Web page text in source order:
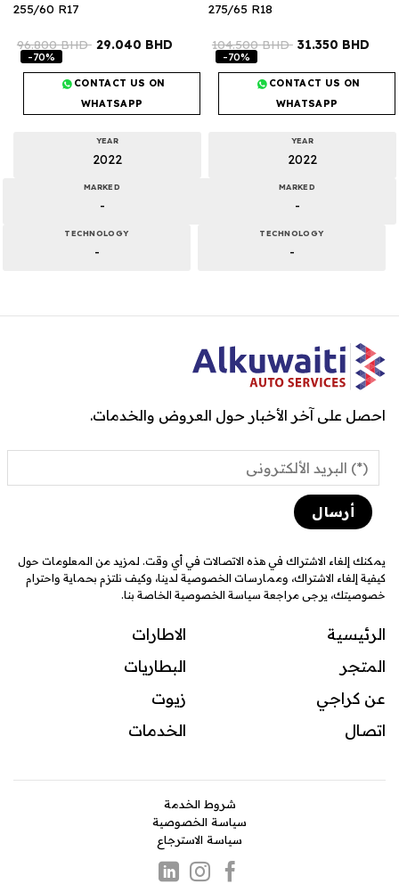
275/65 R18
104.500BHD 31.350 BHD
-70%
CONTACT US ON
WHATSAPP
YEAR
2022
MARKED
-
TECHNOLOGY
-
255/60 R17
96.800BHD 29.040 BHD
-70%
CONTACT US ON
WHATSAPP
YEAR
2022
MARKED
-
TECHNOLOGY
-
احصل على آخر الأخبار حول العروض والخدمات.
يمكنك إلغاء الاشتراك في هذه الاتصالات في أي وقت. لمزيد من المعلومات حول
كيفية إلغاء الاشتراك، وممارسات الخصوصية لدينا، وكيف نلتزم بحماية واحترام
خصوصيتك، يرجى مراجعة سياسة الخصوصية الخاصة بنا.
الرئيسية
المتجر
عن كراجي
اتصال
الاطارات
البطاريات
زيوت
الخدمات
شروط الخدمة
سياسة الخصوصية
سياسة الاسترجاع